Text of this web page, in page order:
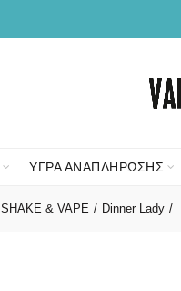
ΥΓΡΑ ΑΝΑΠΛΗΡΩΣΗΣ
SHAKE & VAPE Dinner Lady